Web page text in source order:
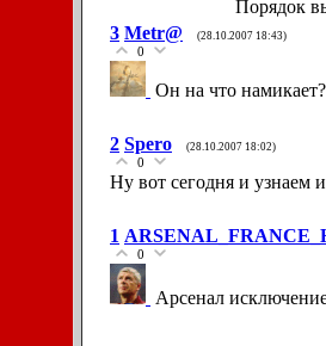
Порядок
3 Metr@ (28.10.2007 18:43)
0
Он на что
2 Spero (28.10.2007 18:02)
0
Ну вот сегодня и узнаем
1
0
Арсенал